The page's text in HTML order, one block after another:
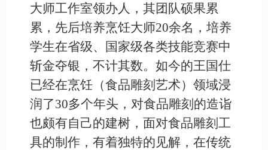
大师工作室领办人，其团队硕果累
累，先后培养烹饪大师20余名，培养
学生在省级、国家级各类技能竞赛中
斩金夺银，不计其数。如今的王国仕
已经在烹饪（食品雕刻艺术）领域浸
润了30多个年头，对食品雕刻的造诣
也颇有自己的建树，面对食品雕刻工
具的制作，有着独特的见解，在传统